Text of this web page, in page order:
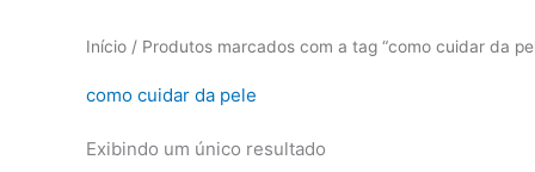
Início / Produtos marcados com a tag “como cuidar da
como cuidar da pele
Exibindo um único resultado